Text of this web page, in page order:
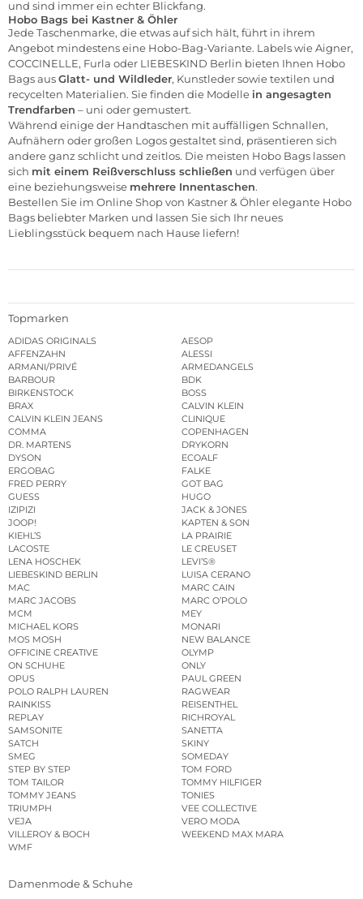
und sind immer ein echter Blickfang.
Hobo Bags bei Kastner & Öhler
Jede Taschenmarke, die etwas auf sich hält, führt in ihrem
Angebot mindestens eine Hobo-Bag-Variante. Labels wieAigner,
COCCINELLE, Furla oder LIEBESKIND Berlin bieten Ihnen Hobo
Bags ausGlatt- und Wildleder, Kunstleder sowie textilen und
recycelten Materialien. Sie finden die Modelle in angesagten
Trendfarben – uni oder gemustert.
Während einige der Handtaschen mit auffälligen Schnallen,
Aufnähern oder großen Logos gestaltet sind, präsentieren sich
andere ganz schlicht und zeitlos. Die meisten Hobo Bags lassen
sich mit einem Reißverschluss schließen und verfügen über
eine beziehungsweise mehrere Innentaschen.
Bestellen Sie im Online Shop von Kastner & Öhlerelegante Hobo
Bags beliebter Marken und lassen Sie sich Ihr neues
Lieblingsstück bequem nach Hause liefern!
Topmarken
ADIDAS ORIGINALS
AESOP
AFFENZAHN
ALESSI
ARMANI/PRIVÉ
ARMEDANGELS
BARBOUR
BDK
BIRKENSTOCK
BOSS
BRAX
CALVIN KLEIN
CALVIN KLEIN JEANS
CLINIQUE
COMMA
COPENHAGEN
DR. MARTENS
DRYKORN
DYSON
ECOALF
ERGOBAG
FALKE
FRED PERRY
GOT BAG
GUESS
HUGO
IZIPIZI
JACK & JONES
JOOP!
KAPTEN & SON
KIEHL’S
LA PRAIRIE
LACOSTE
LE CREUSET
LENA HOSCHEK
LEVI’S®
LIEBESKIND BERLIN
LUISA CERANO
MAC
MARC CAIN
MARC JACOBS
MARC O’POLO
MCM
MEY
MICHAEL KORS
MONARI
MOS MOSH
NEW BALANCE
OFFICINE CREATIVE
OLYMP
ON SCHUHE
ONLY
OPUS
PAUL GREEN
POLO RALPH LAUREN
RAGWEAR
RAINKISS
REISENTHEL
REPLAY
RICHROYAL
SAMSONITE
SANETTA
SATCH
SKINY
SMEG
SOMEDAY
STEP BY STEP
TOM FORD
TOM TAILOR
TOMMY HILFIGER
TOMMY JEANS
TONIES
TRIUMPH
VEE COLLECTIVE
VEJA
VERO MODA
VILLEROY & BOCH
WEEKEND MAX MARA
WMF
Damenmode & Schuhe